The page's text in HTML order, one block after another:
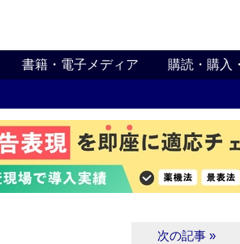
書籍・電子メディア 購読・購入
次の記事 »